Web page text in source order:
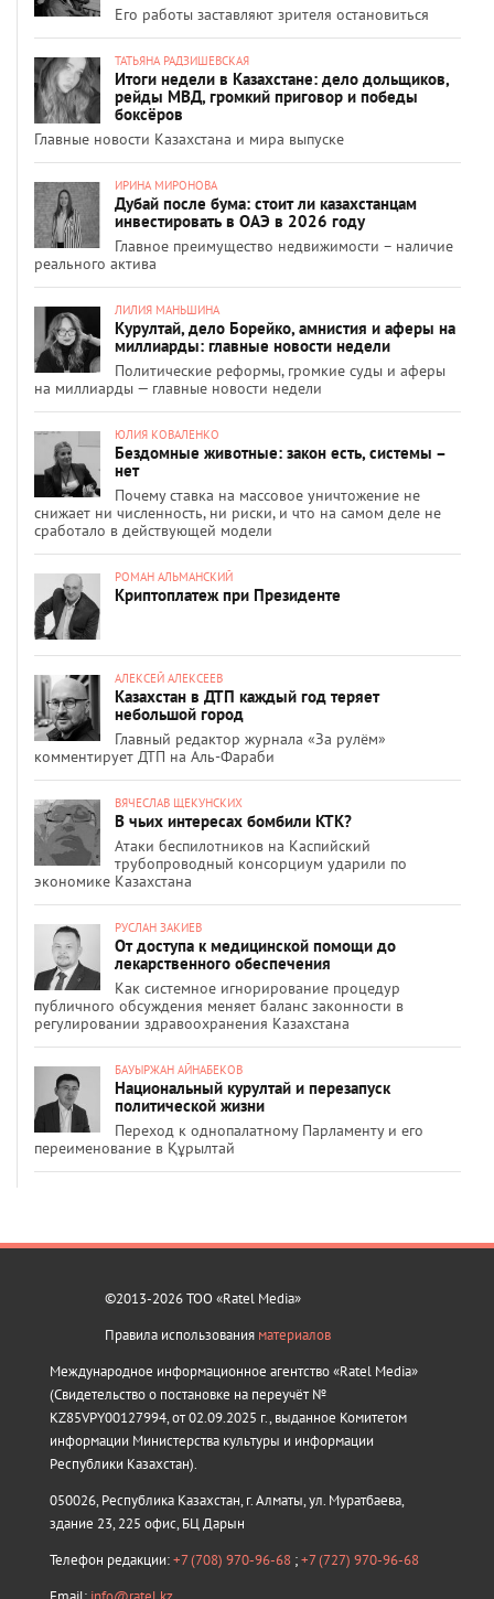
Его работы заставляют зрителя остановиться
ТАТЬЯНА РАДЗИШЕВСКАЯ
Итоги недели в Казахстане: дело дольщиков,
рейды МВД, громкий приговор и победы
боксёров
Главные новости Казахстана и мира выпуске
ИРИНА МИРОНОВА
Дубай после бума: стоит ли казахстанцам
инвестировать в ОАЭ в 2026 году
Главное преимущество недвижимости – наличие
реального актива
ЛИЛИЯ МАНЬШИНА
Курултай, дело Борейко, амнистия и аферы на
миллиарды: главные новости недели
Политические реформы, громкие суды и аферы
на миллиарды — главные новости недели
ЮЛИЯ КОВАЛЕНКО
Бездомные животные: закон есть, системы –
нет
Почему ставка на массовое уничтожение не
снижает ни численность, ни риски, и что на самом деле не
сработало в действующей модели
РОМАН АЛЬМАНСКИЙ
Криптоплатеж при Президенте
АЛЕКСЕЙ АЛЕКСЕЕВ
Казахстан в ДТП каждый год теряет
небольшой город
Главный редактор журнала «За рулём»
комментирует ДТП на Аль-Фараби
ВЯЧЕСЛАВ ЩЕКУНСКИХ
В чьих интересах бомбили КТК?
Атаки беспилотников на Каспийский
трубопроводный консорциум ударили по
экономике Казахстана
РУСЛАН ЗАКИЕВ
От доступа к медицинской помощи до
лекарственного обеспечения
Как системное игнорирование процедур
публичного обсуждения меняет баланс законности в
регулировании здравоохранения Казахстана
БАУЫРЖАН АЙНАБЕКОВ
Национальный курултай и перезапуск
политической жизни
Переход к однопалатному Парламенту и его
переименование в Құрылтай
©2013-2026 ТОО «Ratel Media»
Правила использования материалов
Международное информационное агентство «Ratel Media»
(Свидетельство о постановке на переучёт №
KZ85VPY00127994, от 02.09.2025 г., выданное Комитетом
информации Министерства культуры и информации
Республики Казахстан).
050026, Республика Казахстан, г. Алматы, ул. Муратбаева,
здание 23, 225 офис, БЦ Дарын
Телефон редакции:+7 (708) 970-96-68 ;+7 (727) 970-96-68